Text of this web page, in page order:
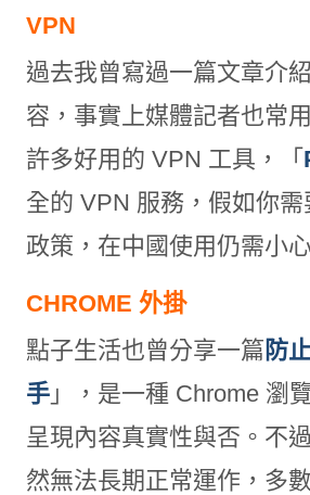
VPN
過去我曾寫過一篇文章介紹
容，事實上媒體記者也常
許多好用的 VPN 工具，「
全的 VPN 服務，假如你
政策，在中國使用仍需小心
CHROME 外掛
點子生活也曾分享一篇 防
手」，是一種 Chrome 瀏
呈現內容真實性與否。不
然無法長期正常運作，多